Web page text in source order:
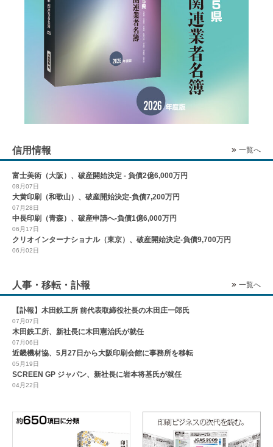
信用情報 一覧へ
富士美術（大阪）、破産開始決定 - 負債2億6,000万円
08月07日
大黄印刷（和歌山）、破産開始決定-負債7,200万円
07月28日
中長印刷（青森）、破産申請へ-負債1億6,000万円
06月17日
クリオインターナショナル（東京）、破産開始決定-負債9,700万円
06月02日
人事・移転・訃報 一覧へ
【訃報】木田鉄工所 前代表取締役社長の木田庄一郎氏
07月07日
木田鉄工所、新社長に木田憲治氏が就任
07月06日
近畿機材協、5月27日から大阪印刷会館に事務所を移転
05月19日
SCREEN GP ジャパン、新社長に岩本将基氏が就任
04月22日